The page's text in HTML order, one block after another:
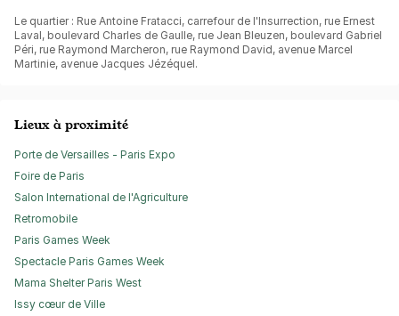
Le quartier : Rue Antoine Fratacci, carrefour de l'Insurrection, rue Ernest
Laval, boulevard Charles de Gaulle, rue Jean Bleuzen, boulevard Gabriel
Péri, rue Raymond Marcheron, rue Raymond David, avenue Marcel
Martinie, avenue Jacques Jézéquel.
Lieux à proximité
Porte de Versailles - Paris Expo
Foire de Paris
Salon International de l'Agriculture
Retromobile
Paris Games Week
Spectacle Paris Games Week
Mama Shelter Paris West
Issy cœur de Ville